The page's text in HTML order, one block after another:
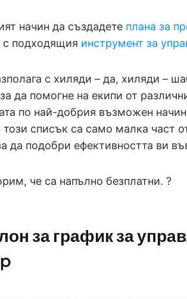
начин да създадете плана за
с подходящия инструмент за
с хиляди – да, хиляди –
да помогне на екипи от
по най-добрия възможен
този списък са само малка част
да подобри ефективността ви
че са напълно безплатни. ?
за график за